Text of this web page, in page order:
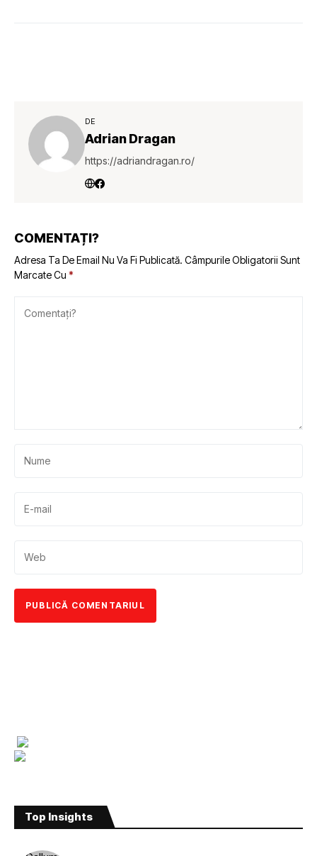
DE
Adrian Dragan
https://adriandragan.ro/
COMENTAȚI?
Adresa Ta De Email Nu Va Fi Publicată. Câmpurile Obligatorii Sunt
Marcate Cu *
Top Insights